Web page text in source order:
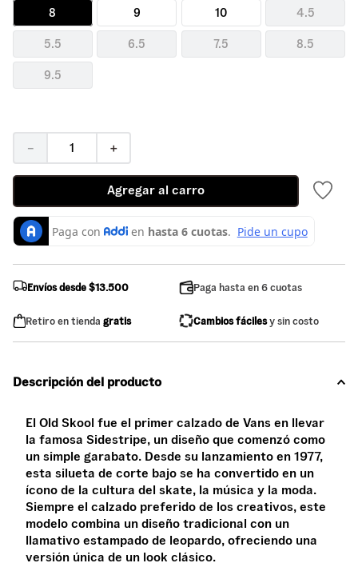
8 9 10 4.5
5.5 6.5 7.5 8.5
9.5
＋
－
Agregar al carro
Envíos desde $13.500 Paga hasta en 6 cuotas
Retiro en tienda gratis Cambios fácilesy sin costo
Descripción del producto
El Old Skool fue el primer calzado de Vans en llevar
la famosa Sidestripe, un diseño que comenzó como
un simple garabato. Desde su lanzamiento en 1977,
esta silueta de corte bajo se ha convertido en un
ícono de la cultura del skate, la música y la moda.
Siempre el calzado preferido de los creativos, este
modelo combina un diseño tradicional con un
llamativo estampado de leopardo, ofreciendo una
versión única de un look clásico.